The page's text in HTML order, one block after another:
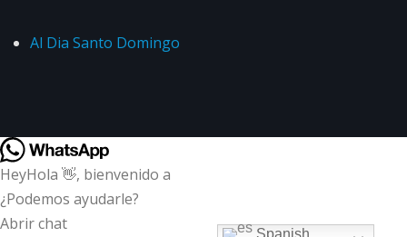
Al Dia Santo Domingo
HeyHola 👋, bienvenido a
¿Podemos ayudarle?
Abrir chat